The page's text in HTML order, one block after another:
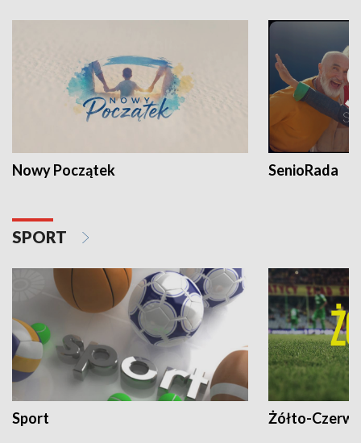
Nowy Początek SenioRada
SPORT
Sport Żółto-